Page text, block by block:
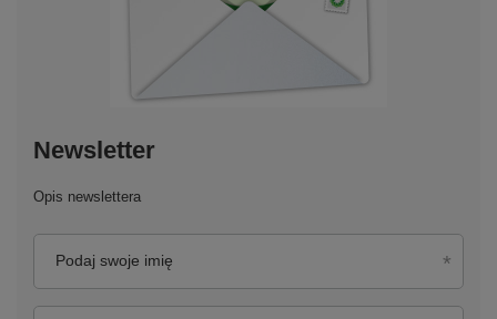
Newsletter
Opis newslettera
Podaj swoje imię